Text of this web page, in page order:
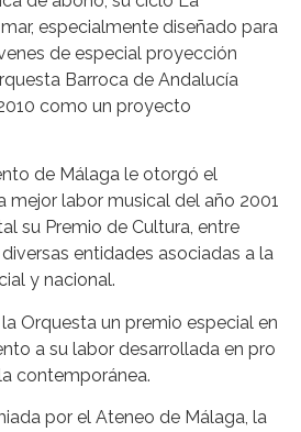
especialmente diseñado para
de especial proyección
Barroca de Andalucía
como un proyecto
de Málaga le otorgó el
mejor labor musical del año 2001
su Premio de Cultura, entre
entidades asociadas a la
y nacional.
Orquesta un premio especial en
a su labor desarrollada en pro
contemporánea.
por el Ateneo de Málaga, la